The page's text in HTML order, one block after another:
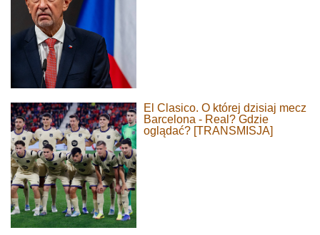
El Clasico. O której dzisiaj mecz
Barcelona - Real? Gdzie
oglądać? [TRANSMISJA]